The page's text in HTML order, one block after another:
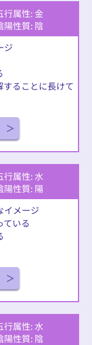
行属性: 金
陽性質: 陰
ジ
ることに長けて
行属性: 水
陽性質: 陽
イメージ
いる
行属性: 水
陽性質: 陰